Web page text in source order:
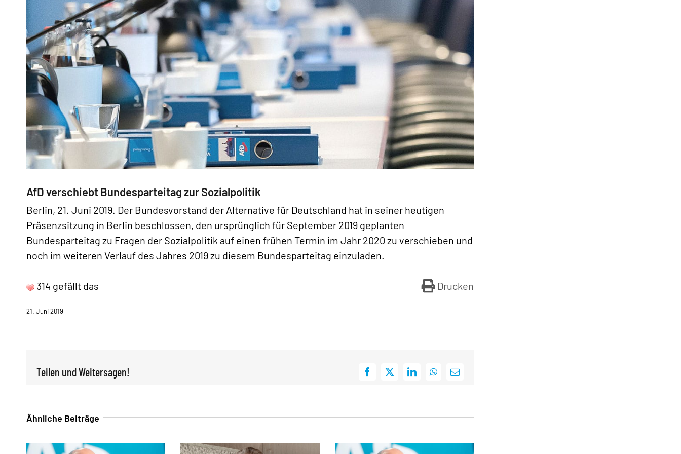
«
AfD verschiebt Bundesparteitag zur Sozialpolitik
Berlin, 21. Juni 2019. Der Bundesvorstand der Alternative für Deutschland hat in seiner heutigen
Präsenzsitzung in Berlin beschlossen, den ursprünglich für September 2019 geplanten
Bundesparteitag zu Fragen der Sozialpolitik auf einen frühen Termin im Jahr 2020 zu verschieben und
noch im weiteren Verlauf des Jahres 2019 zu diesem Bundesparteitag einzuladen.
Drucken
314 gefällt das
21. Juni 2019
Teilen und Weitersagen! Facebook
X LinkedInWhatsApp
E-
Ähnliche Beiträge